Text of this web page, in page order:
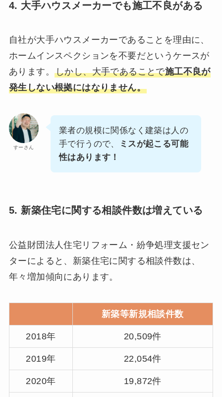
4. 大手ハウスメーカーでも施工不良がある
自社が大手ハウスメーカーであることを理由に、
ホームインスペクションを不要だというケースが
あります。 しかし、大手であることで施工不良が
発生しない根拠にはなりません。
すーさん
業者の規模に関係なく建築は人の
手で行うので、
ミスが起こる可能
性はあります！
5. 新築住宅に関する相談件数は増えている
公益財団法人住宅リフォーム・紛争処理支援セン
ターによると、新築住宅に関する相談件数は、
年々増加傾向にあります。
新築等新規相談件数
2018年 20,509件
2019年 22,054件
2020年 19,872件